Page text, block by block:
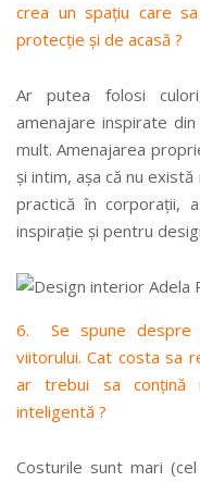
crea un spațiu care
protecție și de acasă ?
Ar putea folosi
amenajare inspirate
mult. Amenajarea
și intim, așa că nu
practică în corporații,
inspirație și pentru
6. Se spune despre
viitorului. Cat costa sa
ar trebui sa conțină
inteligentă ?
Costurile sunt mari